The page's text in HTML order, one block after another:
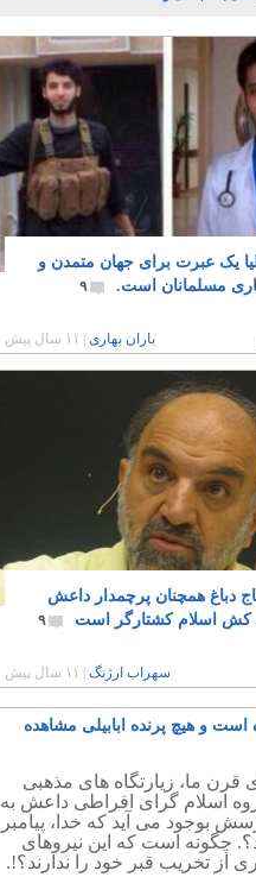
یک عبرت برای جهان متمدن و
مسلمانان است.
۹
باران بهاری ۱۱ سال پیش
دباغ همچنان پرچمدار داعش
کش اسلام کشتارگر است
۹
سهراب ارژنگ ۱۱ سال پیش
و هیچ پرنده ابابیلی مشاهده
ما، زیارتگاه های مذهبی
اسلام گرای افراطی داعش به
بوجود می آید که خدا، پیامبر
چگونه است که این نیروهای
از تخریب قبر خود را ندارند؟!.